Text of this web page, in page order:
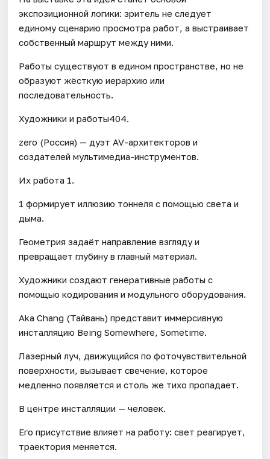
экспозиционной логики: зритель не следует
единому сценарию просмотра работ, а выстраивает
собственный маршрут между ними.
Работы существуют в едином пространстве, но не
образуют жёсткую иерархию или
последовательность.
Художники и работы404.
zero (Россия) — дуэт AV-архитекторов и
создателей мультимедиа-инструментов.
Их работа 1.
1 формирует иллюзию тоннеля с помощью света и
дыма.
Геометрия задаёт направление взгляду и
превращает глубину в главный материал.
Художники создают генеративные работы с
помощью кодирования и модульного оборудования.
Aka Chang (Тайвань) представит иммерсивную
инсталляцию Being Somewhere, Sometime.
Лазерный луч, движущийся по фоточувствительной
поверхности, вызывает свечение, которое
медленно появляется и столь же тихо пропадает.
В центре инсталляции — человек.
Его присутствие влияет на работу: свет реагирует,
траектория меняется.